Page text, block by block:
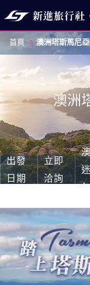
首頁 澳洲塔斯馬尼
澳洲
出發
日期
立即
洽詢